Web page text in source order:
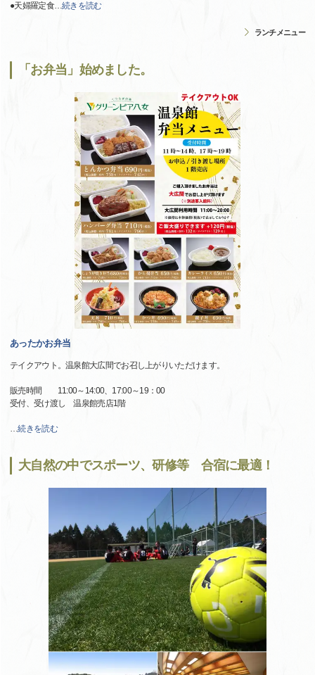
●天婦羅定食…続きを読む
ランチメニュー
「お弁当」始めました。
あったかお弁当
テイクアウト。温泉館大広間でお召し上がりいただけます。
販売時間 11:00～14:00、17:00～19：00
受付、受け渡し 温泉館売店1階
…続きを読む
大自然の中でスポーツ、研修等 合宿に最適！